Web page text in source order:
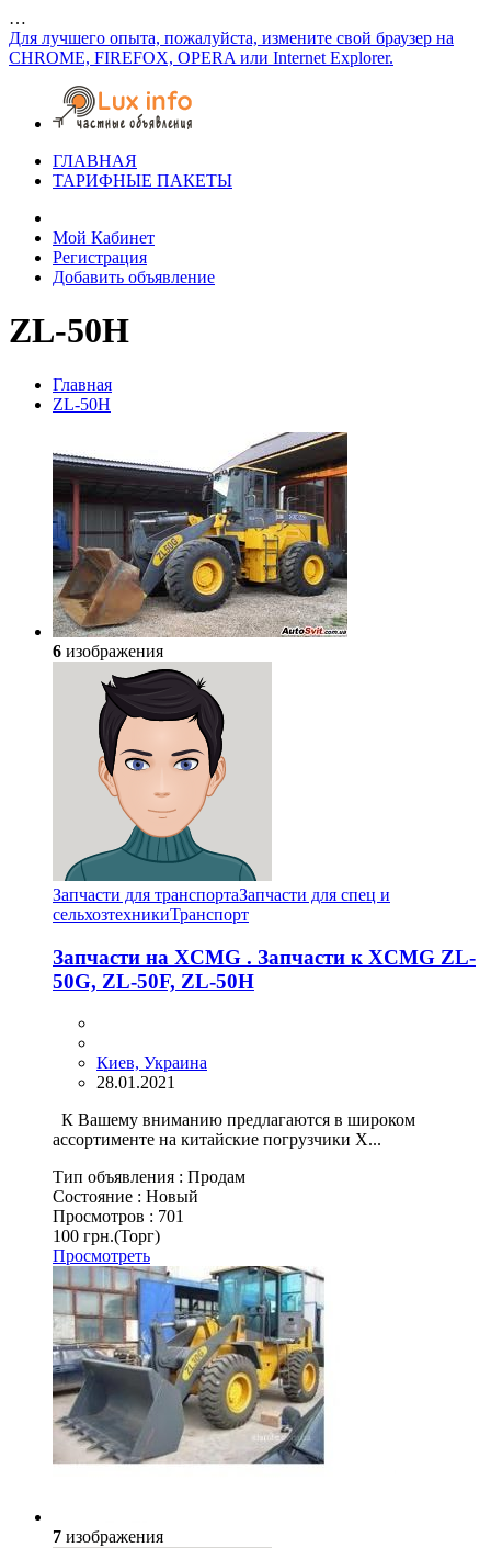
…
Для лучшего опыта, пожалуйста, измените свой браузер на
CHROME, FIREFOX, OPERA или Internet Explorer.
ГЛАВНАЯ
ТАРИФНЫЕ ПАКЕТЫ
Мой Кабинет
Регистрация
Добавить объявление
ZL-50H
Главная
ZL-50H
6 изображения
Запчасти для транспортаЗапчасти для спец и
сельхозтехникиТранспорт
Запчасти на XCMG . Запчасти к XCMG ZL-
50G, ZL-50F, ZL-50H
Киев, Украина
28.01.2021
К Вашему вниманию предлагаются в широком
ассортименте на китайские погрузчики X...
Тип объявления : Продам
Состояние : Новый
Просмотров : 701
100 грн.(Торг)
Просмотреть
7 изображения